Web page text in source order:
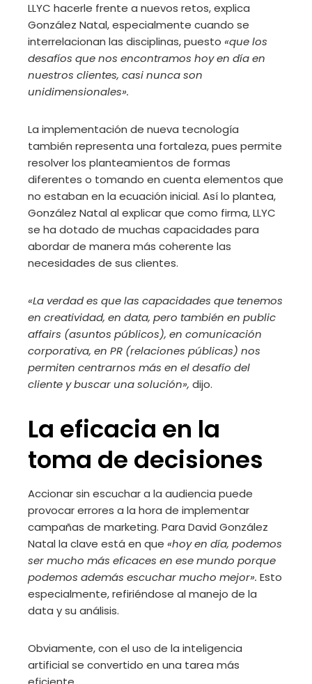
LLYC hacerle frente a nuevos retos, explica
González Natal, especialmente cuando se
interrelacionan las disciplinas, puesto «que los
desafíos que nos encontramos hoy en día en
nuestros clientes, casi nunca son
unidimensionales».
La implementación de nueva tecnología
también representa una fortaleza, pues permite
resolver los planteamientos de formas
diferentes o tomando en cuenta elementos que
no estaban en la ecuación inicial. Así lo plantea,
González Natal al explicar que como firma, LLYC
se ha dotado de muchas capacidades para
abordar de manera más coherente las
necesidades de sus clientes.
«La verdad es que las capacidades que tenemos
en creatividad, en data, pero también en public
affairs (asuntos públicos), en comunicación
corporativa, en PR (relaciones públicas) nos
permiten centrarnos más en el desafío del
cliente y buscar una solución», dijo.
La eficacia en la
toma de decisiones
Accionar sin escuchar a la audiencia puede
provocar errores a la hora de implementar
campañas de marketing. Para David González
Natal la clave está en que «hoy en día, podemos
ser mucho más eficaces en ese mundo porque
podemos además escuchar mucho mejor». Esto
especialmente, refiriéndose al manejo de la
data y su análisis.
Obviamente, con el uso de la inteligencia
artificial se convertido en una tarea más